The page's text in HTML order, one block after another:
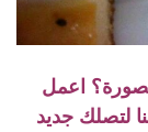
اعمل
لتصلك جديد